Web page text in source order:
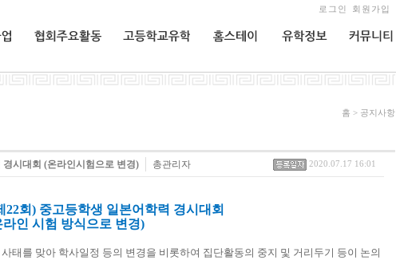
로그인 회원가입
홈 > 공지사항
시대회 (온라인시험으로 변경) 총관리자 2020.07.17 16:01
고등학생 일본어학력 경시대회
식으로 변경)
태를 맞아 학사일정 등의 변경을 비롯하여 집단활동의 중지 및 거리두기 등이 논의